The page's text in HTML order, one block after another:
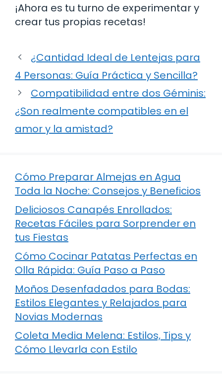
¡Ahora es tu turno de experimentar y
crear tus propias recetas!
¿Cantidad Ideal de Lentejas para
4 Personas: Guía Práctica y Sencilla?
Compatibilidad entre dos Géminis:
¿Son realmente compatibles en el
amor y la amistad?
Cómo Preparar Almejas en Agua
Toda la Noche: Consejos y Beneficios
Deliciosos Canapés Enrollados:
Recetas Fáciles para Sorprender en
tus Fiestas
Cómo Cocinar Patatas Perfectas en
Olla Rápida: Guía Paso a Paso
Moños Desenfadados para Bodas:
Estilos Elegantes y Relajados para
Novias Modernas
Coleta Media Melena: Estilos, Tips y
Cómo Llevarla con Estilo